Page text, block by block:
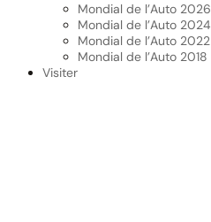
Mondial de l’Auto 2026
Mondial de l’Auto 2024
Mondial de l’Auto 2022
Mondial de l’Auto 2018
Visiter